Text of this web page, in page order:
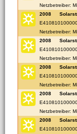
Netzbetreiber:
2008
Netzbetreiber:
2008
Netzbetreiber:
2008
Netzbetreiber:
2008
Netzbetreiber:
2008